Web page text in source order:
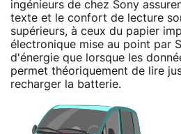
ingénieurs de chez Sony
texte et le confort de lecture
supérieurs, à ceux du papier
électronique mise au point par
d'énergie que lorsque les
permet théoriquement de lire
recharger la batterie.